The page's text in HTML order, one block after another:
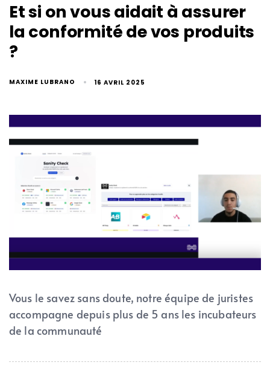
Et si on vous aidait à assurer
la conformité de vos produits
?
MAXIME LUBRANO 16 AVRIL 2025
Vous le savez sans doute, notre équipe de juristes
accompagne depuis plus de 5 ans les incubateurs
de la communauté